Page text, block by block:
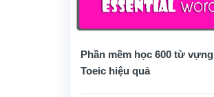
Phần mềm học 600 từ vựng
Toeic hiệu quả